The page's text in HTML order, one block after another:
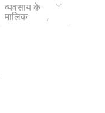
व्यवसाय के
मालिक ,